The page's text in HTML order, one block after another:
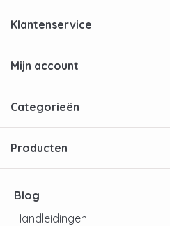
Klantenservice
Mijn account
Categorieën
Producten
Blog
Handleidingen